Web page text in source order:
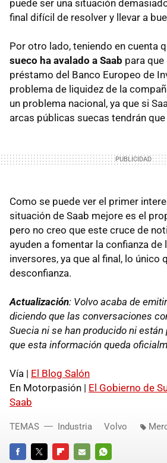
puede ser una situación
final difícil de resolver y llevar a
Por otro lado, teniendo en cuenta
sueco ha avalado a Saab para
préstamo del Banco Europeo de
problema de liquidez de la
un problema nacional, ya que si
arcas públicas suecas tendrán
Como se puede ver el primer
situación de Saab mejore es el
pero no creo que este cruce de
ayuden a fomentar la confianza de
inversores, ya que al final, lo único
desconfianza.
Actualización: Volvo acaba de
diciendo que las conversaciones
Suecia ni se han producido ni
que esta información queda
Vía | El Blog Salón
En Motorpasión | El Gobierno de
Saab
TEMAS Industria Volvo